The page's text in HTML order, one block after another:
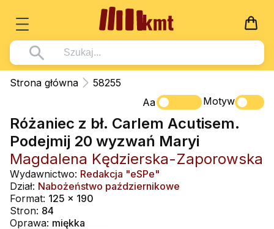
Książki
Wszystko z kategorii - Książki
Pismo Święte
Kościół Katolicki
Duszpasterstwo
Teologia
Życie chrześcijańskie
Wszystko z kategorii - Multimedia
DVD
CD-ROM
Muzyka
Rekolekcje i inne na CD
Dla Dzieci
Wszystko z kategorii - Dla Dzieci
Literatura (D)
Płyty, DVD (D)
Podręczniki i pomoce dydaktyczne
Podręczniki
Wszystko z kategorii - Podręczniki
Podręczniki i pomoce dydaktyczne
Zabawa i Nauka
Nowości
Zaloguj się
Strona główna
58255
Aa
Motyw
Różaniec z bł. Carlem Acutisem.
Podejmij 20 wyzwań Maryi
Magdalena Kędzierska-Zaporowska
Wydawnictwo: Redakcja "eSPe"
Dział: Nabożeństwo październikowe
Format: 125 x 190
Stron: 84
Oprawa: miękka